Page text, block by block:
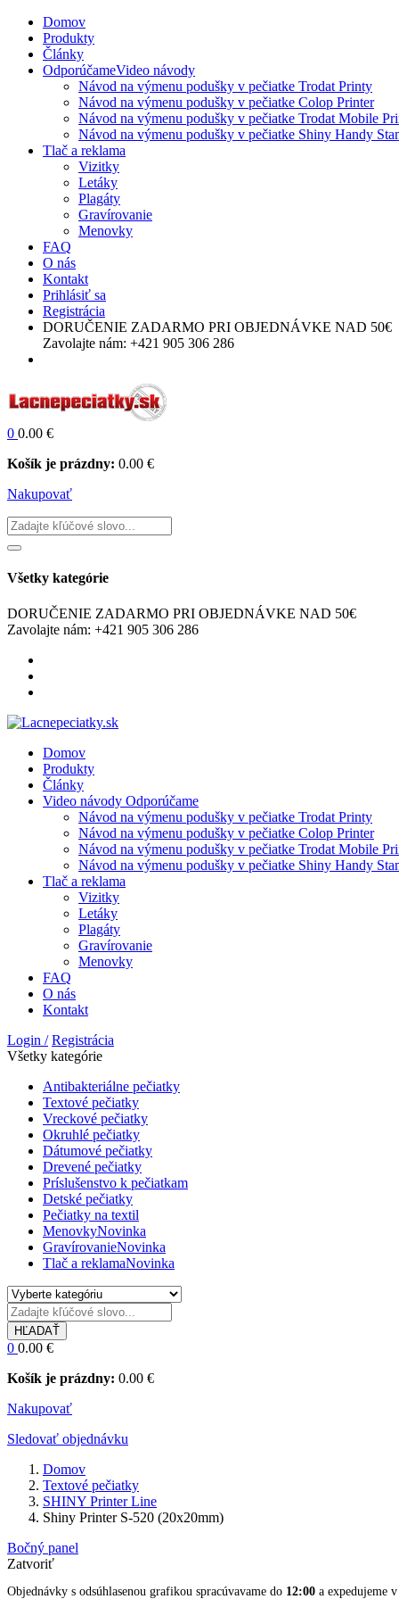
Domov
Produkty
Články
OdporúčameVideo návody
Návod na výmenu podušky v pečiatke Trodat Printy
Návod na výmenu podušky v pečiatke Colop Printer
Návod na výmenu podušky v pečiatke Trodat Mobile
Návod na výmenu podušky v pečiatke Shiny Handy
Tlač a reklama
Vizitky
Letáky
Plagáty
Gravírovanie
Menovky
FAQ
O nás
Kontakt
Prihlásiť sa
Registrácia
DORUČENIE ZADARMO PRI OBJEDNÁVKE NAD 50€
Zavolajte nám: +421 905 306 286
0 0.00 €
Košík je prázdny: 0.00 €
Nakupovať
Všetky kategórie
DORUČENIE ZADARMO PRI OBJEDNÁVKE NAD 50€
Zavolajte nám: +421 905 306 286
Domov
Produkty
Články
Video návody Odporúčame
Návod na výmenu podušky v pečiatke Trodat Printy
Návod na výmenu podušky v pečiatke Colop Printer
Návod na výmenu podušky v pečiatke Trodat Mobile
Návod na výmenu podušky v pečiatke Shiny Handy
Tlač a reklama
Vizitky
Letáky
Plagáty
Gravírovanie
Menovky
FAQ
O nás
Kontakt
Login / Registrácia
Všetky kategórie
Antibakteriálne pečiatky
Textové pečiatky
Vreckové pečiatky
Okruhlé pečiatky
Dátumové pečiatky
Drevené pečiatky
Príslušenstvo k pečiatkam
Detské pečiatky
Pečiatky na textil
MenovkyNovinka
GravírovanieNovinka
Tlač a reklamaNovinka
HĽADAŤ
0 0.00 €
Košík je prázdny: 0.00 €
Nakupovať
Sledovať objednávku
Domov
Textové pečiatky
SHINY Printer Line
Shiny Printer S-520 (20x20mm)
Bočný panel
Zatvoriť
Objednávky s odsúhlasenou grafikou spracúvavame do 12:00 a expedujeme v